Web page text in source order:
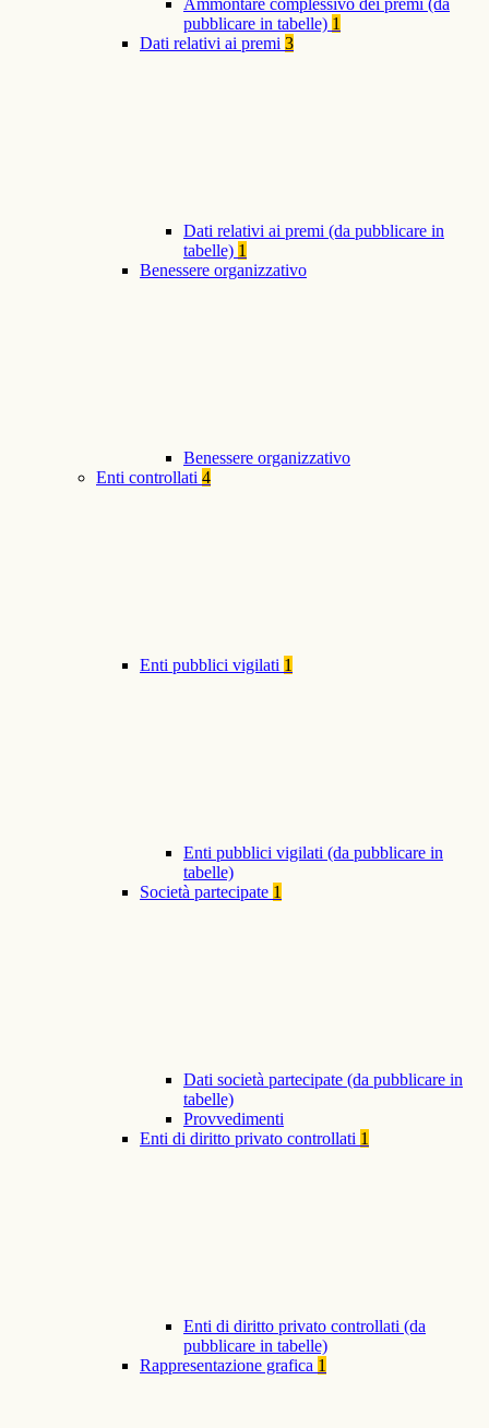
Ammontare complessivo dei premi (da
pubblicare in tabelle) 1
Dati relativi ai premi 3
Dati relativi ai premi (da pubblicare in
tabelle) 1
Benessere organizzativo
Benessere organizzativo
Enti controllati 4
Enti pubblici vigilati 1
Enti pubblici vigilati (da pubblicare in
tabelle)
Società partecipate 1
Dati società partecipate (da pubblicare in
tabelle)
Provvedimenti
Enti di diritto privato controllati 1
Enti di diritto privato controllati (da
pubblicare in tabelle)
Rappresentazione grafica 1